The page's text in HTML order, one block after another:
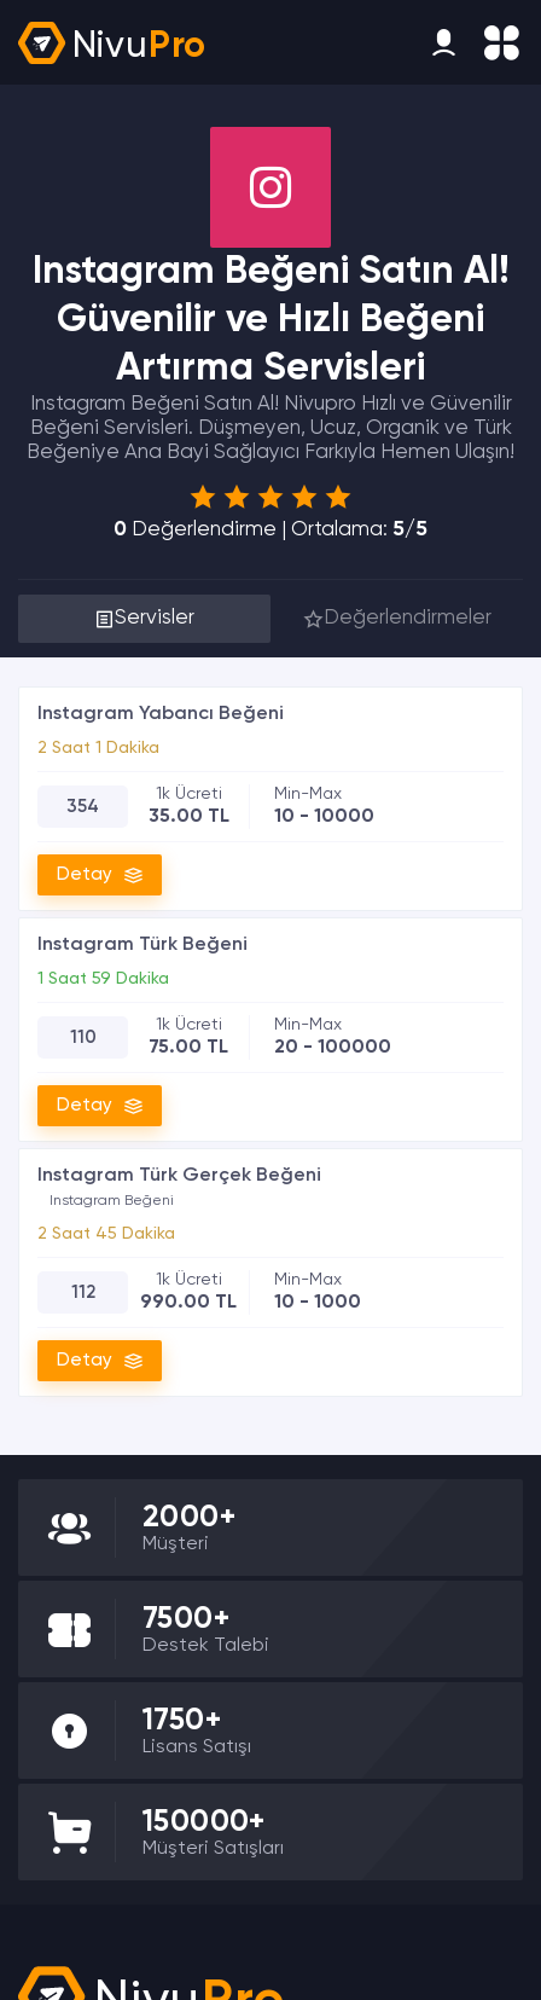
Nivu Pro
Instagram Beğeni Satın Al!
Güvenilir ve Hızlı Beğeni
Artırma Servisleri
Instagram Beğeni Satın Al! Nivupro Hızlı ve Güvenilir
Beğeni Servisleri. Düşmeyen, Ucuz, Organik ve Türk
Beğeniye Ana Bayi Sağlayıcı Farkıyla Hemen Ulaşın!
0 Değerlendirme | Ortalama: 5/5
Servisler Değerlendirmeler
354
Instagram Yabancı Beğeni
2 Saat 1 Dakika
35.00 TL 10 - 10000
Detay
110
Instagram Türk Beğeni
1 Saat 59 Dakika
75.00 TL 20 - 100000
Detay
112
Instagram Türk Gerçek Beğeni
Instagram Beğeni
2 Saat 45 Dakika
990.00 TL 10 - 1000
Detay
2000+
Müşteri
7500+
Destek Talebi
1750+
Lisans Satışı
150000+
Müşteri Satışları